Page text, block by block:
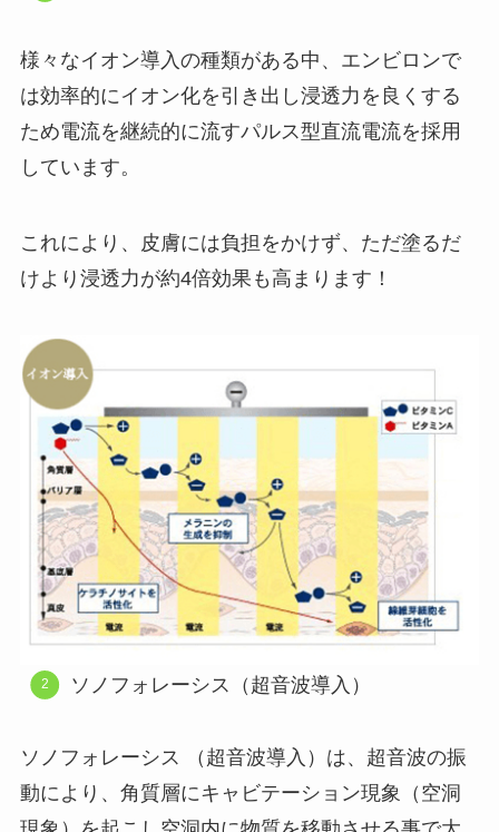
様々なイオン導入の種類がある中、エンビロンで
は効率的にイオン化を引き出し浸透力を良くする
ため電流を継続的に流すパルス型直流電流を採用
しています。
これにより、皮膚には負担をかけず、ただ塗るだ
けより浸透力が約4倍効果も高まります！
ソノフォレーシス（超音波導入）
ソノフォレーシス （超音波導入）は、超音波の振
動により、角質層にキャビテーション現象（空洞